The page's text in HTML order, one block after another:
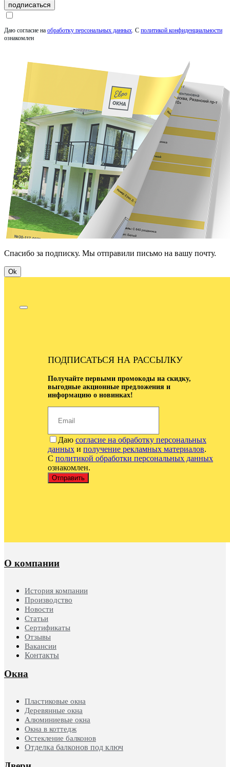
подписаться
Даю согласие на обработку персональных данных. С политикой конфиденциальности
ознакомлен
Спасибо за подписку. Мы отправили письмо на вашу почту.
Ok
ПОДПИСАТЬСЯ НА РАССЫЛКУ
Получайте первыми промокоды на скидку,
выгодные акционные предложения и
информацию о новинках!
Даю согласие на обработку персональных
данных и получение рекламных материалов.
С политикой обработки персональных данных
ознакомлен.
Отправить
О компании
История компании
Производство
Новости
Статьи
Сертификаты
Отзывы
Вакансии
Контакты
Окна
Пластиковые окна
Деревянные окна
Алюминиевые окна
Окна в коттедж
Остекление балконов
Отделка балконов под ключ